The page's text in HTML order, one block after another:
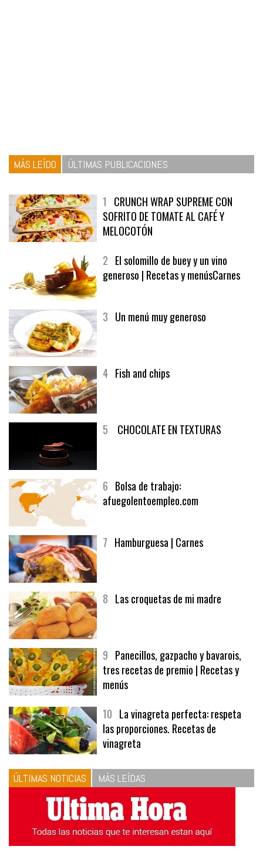
MÁS LEÍDO ÚLTIMAS PUBLICACIONES
1 CRUNCH WRAP SUPREME CON
SOFRITO DE TOMATE AL CAFÉ Y
MELOCOTÓN
2 El solomillo de buey y un vino
generoso | Recetas y menúsCarnes
3 Un menú muy generoso
4 Fish and chips
5 CHOCOLATE EN TEXTURAS
6 Bolsa de trabajo:
afuegolentoempleo.com
7 Hamburguesa | Carnes
8 Las croquetas de mi madre
9 Panecillos, gazpacho y bavarois,
tres recetas de premio | Recetas y
menús
10 La vinagreta perfecta: respeta
las proporciones. Recetas de
vinagreta
ÚLTIMAS NOTICIAS MÁS LEÍDAS